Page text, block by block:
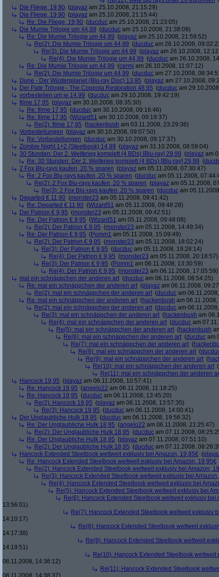
Die Fliege, 19,90 (playaz am 25.10.2008, 21:15:29)
Die Fliege, 19,90 (playaz am 25.10.2008, 21:15:44)
Re: Die Fliege, 19,90 (ducduc am 25.10.2008, 21:23:05)
Die Mumie Trilogie um 44,99 (ducduc am 25.10.2008, 21:38:09)
Re: Die Mumie Trilogie um 44,99 (playaz am 25.10.2008, 21:59:52)
Re(2): Die Mumie Trilogie um 44,99 (ducduc am 26.10.2008,
Re(3): Die Mumie Trilogie um 44,99 (playaz am 26.10.2008,
Re(4): Die Mumie Trilogie um 44,99 (ducduc am 26.10.2008,
Re: Die Mumie Trilogie um 44,99 (cermi am 26.10.2008, 11:07:12)
Re(2): Die Mumie Trilogie um 44,99 (ducduc am 27.10.2008,
Dune - Der Wüstenplanet (Blu-ray Disc) 13,95 (playaz am 27.10.2008,
Der Pate Trilogie - The Coppola Restoration 48,95 (ducduc am
vorbestellen um je 14,99 (ducduc am 29.10.2008, 19:42:19)
filme 17,95 (playaz am 30.10.2008, 08:35:30)
Re: filme 17,95 (ducduc am 30.10.2008, 09:16:46)
Re: filme 17,95 (Wizard51 am 30.10.2008, 09:19:37)
Re(2): filme 17,95 (hackenbush am 03.11.2008, 23:29:36)
Vorbestellungen (playaz am 30.10.2008, 09:07:50)
Re: Vorbestellungen (ducduc am 30.10.2008, 09:17:37)
Zombie Night 1+2 (Steelbook) 14,99 (playaz am 31.10.2008, 08:59:04)
30 Stunden: Der 2. Weltkrieg komplett (4 BDs) [Blu-ray] 29,99 (playaz am
Re: 30 Stunden: Der 2. Weltkrieg komplett (4 BDs) [Blu-ray] 29,99 (
2 Fox Blu-rays kaufen, 20 % sparen (playaz am 05.11.2008, 07:30:47)
Re: 2 Fox Blu-rays kaufen, 20 % sparen (ducduc am 05.11.2008,
Re(2): 2 Fox Blu-rays kaufen, 20 % sparen (playaz am 05.11.2008,
Re(3): 2 Fox Blu-rays kaufen, 20 % sparen (ducduc am
Departed € 11,90 (monster23 am 05.11.2008, 09:41:42)
Re: Departed € 11,90 (Wizard51 am 05.11.2008, 09:48:28)
Der Patrion € 9,95 (monster23 am 05.11.2008, 09:42:51)
Re: Der Patrion € 9,95 (Wizard51 am 05.11.2008, 09:48:08)
Re(2): Der Patrion € 9,95 (monster23 am 05.11.2008, 14:49:34)
Re: Der Patrion € 9,95 (Pomm1 am 05.11.2008, 15:09:49)
Re(2): Der Patrion € 9,95 (monster23 am 05.11.2008, 18:02:24)
Re(3): Der Patrion € 9,95 (ducduc am 05.11.2008, 19:28:14)
Re(4): Der Patrion € 9,95 (monster23 am 05.11.2008, 20:18:57)
Re(3): Der Patrion € 9,95 (Pomm1 am 06.11.2008, 13:30:59)
Re(4): Der Patrion € 9,95 (monster23 am 06.11.2008, 17:05:59)
mal ein schnäppchen der anderen art (ducduc am 06.11.2008, 08:54:25)
Re: mal ein schnäppchen der anderen art (playaz am 06.11.2008,
Re(2): mal ein schnäppchen der anderen art (ducduc am
Re: mal ein schnäppchen der anderen art (hackenbush am
Re(2): mal ein schnäppchen der anderen art (ducduc am
Re(3): mal ein schnäppchen der anderen art (hackenbush am
Re(4): mal ein schnäppchen der anderen art (ducduc am
Re(5): mal ein schnäppchen der anderen art (hackenbush
Re(6): mal ein schnäppchen der anderen art (ducduc am
Re(7): mal ein schnäppchen der anderen art (
Re(8): mal ein schnäppchen der anderen art (
Re(9): mal ein schnäppchen der anderen art (
Re(10): mal ein schnäppchen der anderen art (
Re(11): mal ein schnäppchen der anderen
Hancock 19,95 (playaz am 06.11.2008, 10:57:41)
Re: Hancock 19,95 (angelo22 am 06.11.2008, 11:18:25)
Re: Hancock 19,95 (ducduc am 06.11.2008, 13:45:20)
Re(2): Hancock 19,95 (playaz am 06.11.2008, 13:57:35)
Re(3): Hancock 19,95 (ducduc am 06.11.2008, 14:00:41)
Der Unglaubliche Hulk 18,95 (ducduc am 06.11.2008, 19:56:32)
Re: Der Unglaubliche Hulk 18,95 (angelo22 am 06.11.2008, 21:25:47)
Re(2): Der Unglaubliche Hulk 18,95 (ducduc am 07.11.2008,
Re: Der Unglaubliche Hulk 18,95 (playaz am 07.11.2008, 07:51:10)
Re(2): Der Unglaubliche Hulk 18,95 (ducduc am 07.11.2008,
Hancock Extended Steelbook weltweit exklusiv bei Amazon, 19,95€ (
Re: Hancock Extended Steelbook weltweit exklusiv bei Amazon, 19,95€
Re(2): Hancock Extended Steelbook weltweit exklusiv bei Amazon,
Re(3): Hancock Extended Steelbook weltweit exklusiv bei
Re(4): Hancock Extended Steelbook weltweit exklusiv bei
Re(5): Hancock Extended Steelbook weltweit exklusiv bei
Re(6): Hancock Extended Steelbook weltweit exklusiv bei
13:56:01)
Re(7): Hancock Extended Steelbook weltweit exklusiv
14:10:17)
Re(8): Hancock Extended Steelbook weltweit
14:17:38)
Re(9): Hancock Extended Steelbook weltweit
14:19:51)
Re(10): Hancock Extended Steelbook weltweit
08.11.2008, 14:36:12)
Re(11): Hancock Extended Steelbook
08.11.2008, 14:38:37)